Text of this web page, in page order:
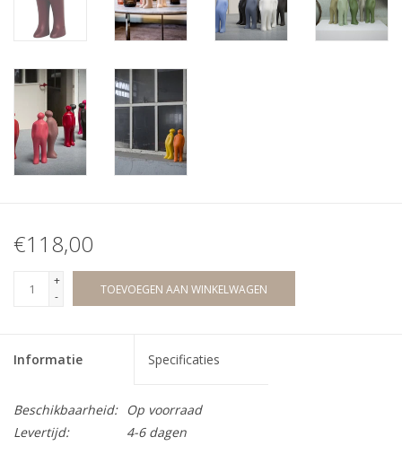
€118,00
+
-
TOEVOEGEN AAN WINKELWAGEN
Informatie Specificaties
Beschikbaarheid:
Op voorraad
Levertijd:
4-6 dagen